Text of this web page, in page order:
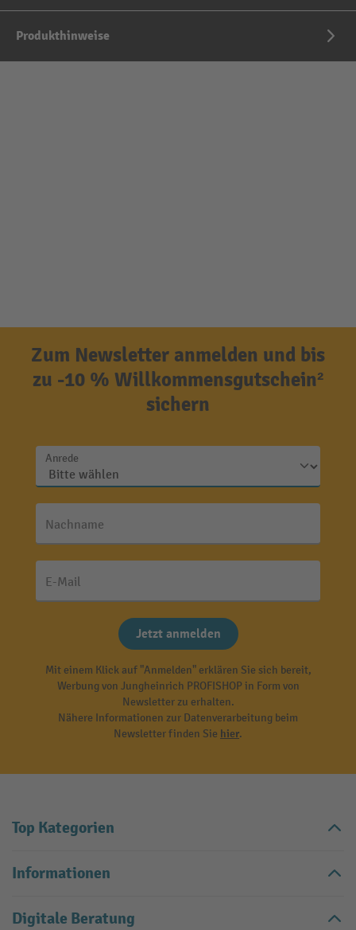
Produkthinweise
Zum Newsletter anmelden und bis
zu -10 % Willkommensgutschein²
sichern
Anrede
Nachname
E-Mail
Jetzt anmelden
Mit einem Klick auf "Anmelden" erklären Sie sich bereit,
Werbung von Jungheinrich PROFISHOP in Form von
Newsletter zu erhalten.
Nähere Informationen zur Datenverarbeitung beim
Newsletter finden Sie hier.
Top Kategorien
Informationen
Digitale Beratung